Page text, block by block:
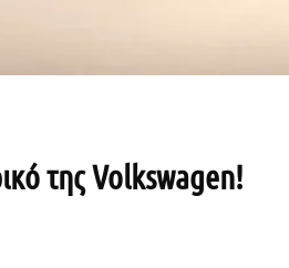
της Volkswagen!